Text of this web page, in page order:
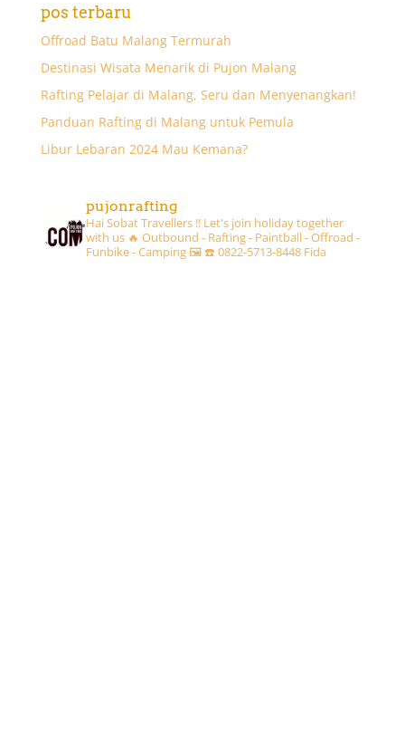
pos terbaru
Offroad Batu Malang Termurah
Destinasi Wisata Menarik di Pujon Malang
Rafting Pelajar di Malang, Seru dan Menyenangkan!
Panduan Rafting di Malang untuk Pemula
Libur Lebaran 2024 Mau Kemana?
pujonrafting
Hai Sobat Travellers !! Let's join holiday together
with us 🔥 Outbound - Rafting - Paintball - Offroad -
Funbike - Camping 🖼☎️ 0822-5713-8448 Fida